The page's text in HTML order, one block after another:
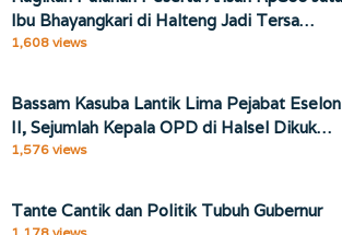
Ibu Bhayangkari di Halteng Jadi Tersa…
1,608 views
Bassam Kasuba Lantik Lima Pejabat Eselon
II, Sejumlah Kepala OPD di Halsel Dikuk…
1,576 views
Tante Cantik dan Politik Tubuh Gubernur